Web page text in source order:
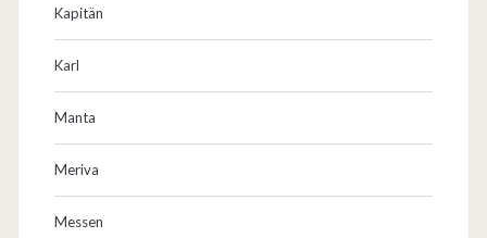
Kapitän
Karl
Manta
Meriva
Messen